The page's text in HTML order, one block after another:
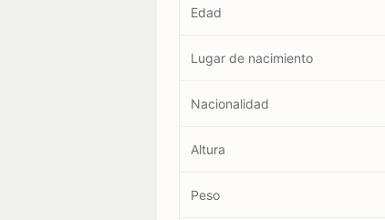
Edad
Lugar de nacimiento
Nacionalidad
Altura
Peso